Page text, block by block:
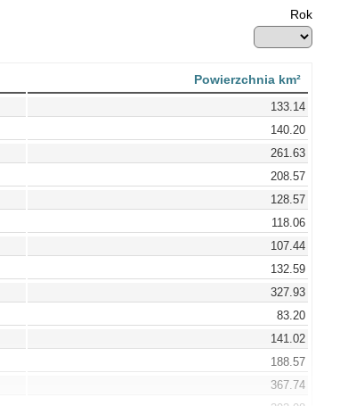
Rok
Powierzchnia km²
133.14
140.20
261.63
208.57
128.57
118.06
107.44
132.59
327.93
83.20
141.02
188.57
367.74